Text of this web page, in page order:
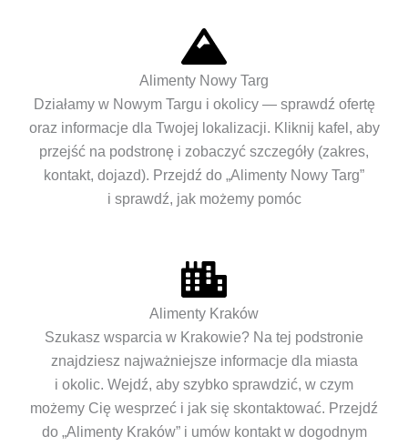
Alimenty Nowy Targ
Działamy w Nowym Targu i okolicy — sprawdź ofertę
oraz informacje dla Twojej lokalizacji. Kliknij kafel, aby
przejść na podstronę i zobaczyć szczegóły (zakres,
kontakt, dojazd). Przejdź do „Alimenty Nowy Targ”
i sprawdź, jak możemy pomóc
Alimenty Kraków
Szukasz wsparcia w Krakowie? Na tej podstronie
znajdziesz najważniejsze informacje dla miasta
i okolic. Wejdź, aby szybko sprawdzić, w czym
możemy Cię wesprzeć i jak się skontaktować. Przejdź
do „Alimenty Kraków” i umów kontakt w dogodnym